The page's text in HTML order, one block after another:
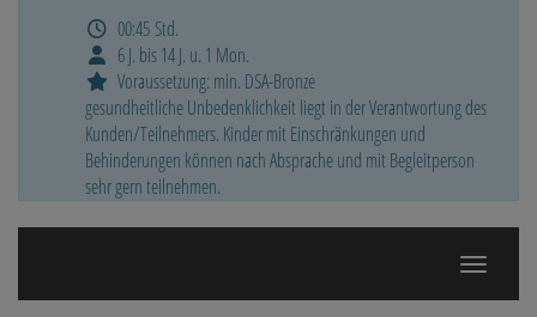
00:45 Std.
6 J. bis 14 J. u. 1 Mon.
Voraussetzung: min. DSA-Bronze
gesundheitliche Unbedenklichkeit liegt in der Verantwortung des
Kunden/Teilnehmers. Kinder mit Einschränkungen und
Behinderungen können nach Absprache und mit Begleitperson
sehr gern teilnehmen.